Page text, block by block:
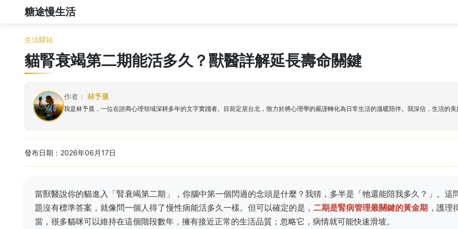
糖途慢生活
生活驛站
貓腎衰竭第二期能活多久？獸醫詳解延長壽命關鍵
作者： 林予晨
我是林予晨，一位在諮商心理領域深耕多年的文字實踐者。目前定居台北，致力於將心理學的嚴謹轉化為日常生活的溫暖陪伴。我深信，生活的
發布日期：2026年06月17日
當獸醫說你的貓進入「腎衰竭第二期」，你腦中第一個閃過的念頭是什麼？我猜，多半是「牠還能陪我多久？」。這
題沒有標準答案，就像問一個人得了慢性病能活多久一樣。但可以確定的是，二期是腎病管理最關鍵的黃金期 ，護理
當，很多貓咪可以維持在這個階段數年，擁有接近正常的生活品質；忽略它，病情就可能快速滑坡。